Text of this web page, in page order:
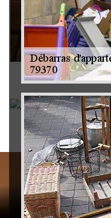
Rachat